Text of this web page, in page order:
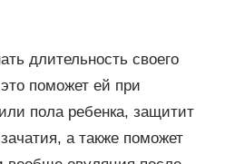
длительность своего
поможет ей при
пола ребенка, защитит
а также поможет